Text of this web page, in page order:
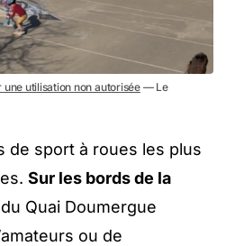
une utilisation non autorisée— Le
de sport à roues les plus
Sur les bords de la
Quai Doumergue
ou de